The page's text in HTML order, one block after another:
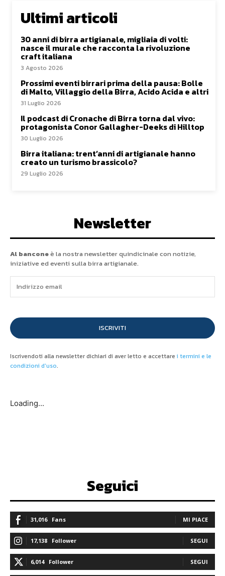
Ultimi articoli
30 anni di birra artigianale, migliaia di volti:
nasce il murale che racconta la rivoluzione
craft italiana
3 Agosto 2026
Prossimi eventi birrari prima della pausa: Bolle
di Malto, Villaggio della Birra, Acido Acida e altri
31 Luglio 2026
Il podcast di Cronache di Birra torna dal vivo:
protagonista Conor Gallagher-Deeks di Hilltop
30 Luglio 2026
Birra italiana: trent’anni di artigianale hanno
creato un turismo brassicolo?
29 Luglio 2026
Newsletter
Al banconeè la nostra newsletter quindicinale con notizie,
iniziative ed eventi sulla birra artigianale.
ISCRIVITI
Iscrivendoti alla newsletter dichiari di aver letto e accettare i termini e le
condizioni d'uso.
Loading...
Seguici
31,016 Fans MI PIACE
17,138 Follower SEGUI
6,014 Follower SEGUI